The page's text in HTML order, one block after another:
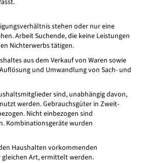
stehen oder nur eine
Arbeit Suchende, die keine Leistungen
Nichterwerbs tätigen.
aus dem Verkauf von Waren sowie
und Umwandlung von Sach- und
sind, unabhängig davon,
werden. Gebrauchsgüter in Zweit-
Nicht einbezogen sind
Kombinationsgeräte wurden
Haushalten vorkommenden
gleichen Art, ermittelt werden.